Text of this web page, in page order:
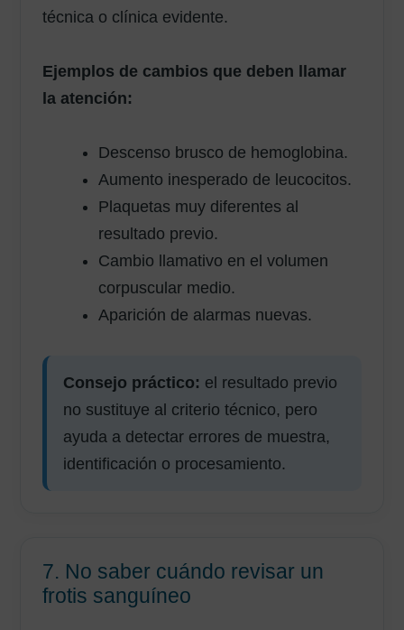
técnica o clínica evidente.
Ejemplos de cambios que deben llamar
la atención:
Descenso brusco de hemoglobina.
Aumento inesperado de leucocitos.
Plaquetas muy diferentes al
resultado previo.
Cambio llamativo en el volumen
corpuscular medio.
Aparición de alarmas nuevas.
Consejo práctico: el resultado previo
no sustituye al criterio técnico, pero
ayuda a detectar errores de muestra,
identificación o procesamiento.
7. No saber cuándo revisar un
frotis sanguíneo